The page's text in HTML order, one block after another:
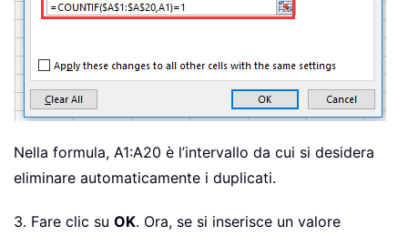
Nella formula, A1:A20 è l’intervallo da cui si desidera
eliminare automaticamente i duplicati.
3. Fare clic su OK. Ora, se si inserisce un valore